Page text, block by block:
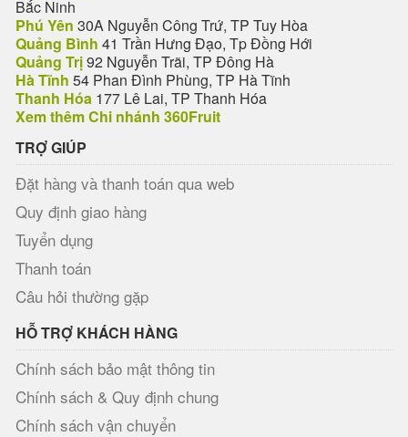
Bắc Ninh
Phú Yên 30A Nguyễn Công Trứ, TP Tuy Hòa
Quảng Bình 41 Trần Hưng Đạo, Tp Đồng Hới
Quảng Trị92 Nguyễn Trãi, TP Đông Hà
Hà Tĩnh 54 Phan Đình Phùng, TP Hà Tĩnh
Thanh Hóa 177 Lê Lai, TP Thanh Hóa
Xem thêm Chi nhánh 360Fruit
TRỢ GIÚP
Đặt hàng và thanh toán qua web
Quy định giao hàng
Tuyển dụng
Thanh toán
Câu hỏi thường gặp
HỖ TRỢ KHÁCH HÀNG
Chính sách bảo mật thông tin
Chính sách & Quy định chung
Chính sách vận chuyển